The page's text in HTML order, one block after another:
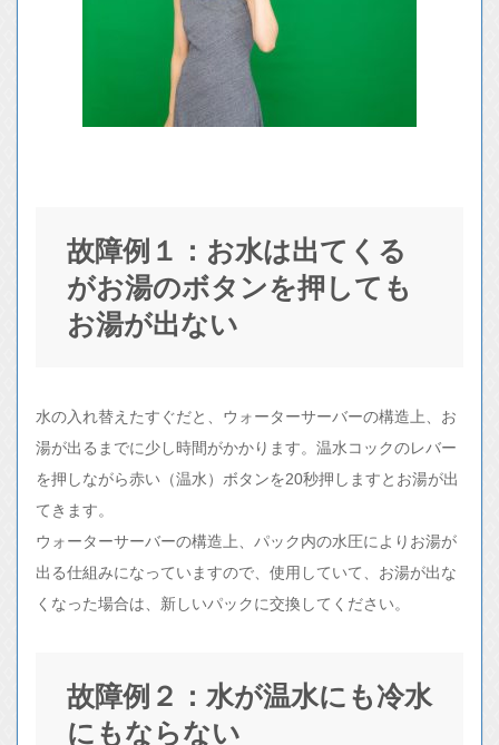
故障例１：お水は出てくる
がお湯のボタンを押しても
お湯が出ない
水の入れ替えたすぐだと、ウォーターサーバーの構造上、お
湯が出るまでに少し時間がかかります。温水コックのレバー
を押しながら赤い（温水）ボタンを20秒押しますとお湯が出
てきます。
ウォーターサーバーの構造上、パック内の水圧によりお湯が
出る仕組みになっていますので、使用していて、お湯が出な
くなった場合は、新しいパックに交換してください。
故障例２：水が温水にも冷水
にもならない